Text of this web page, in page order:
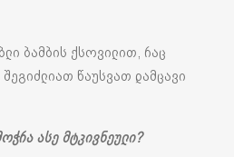
ბამბის ქსოვილით, რაც
შეგიძლიათ წაუსვათ დამცავი
ასე მტკივნეული?